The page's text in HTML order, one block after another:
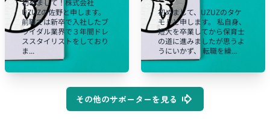
初めまして！株式会社
UZUZの佐野と申します。
前職では新卒で入社したブ
ライダル業界で３年間ドレ
ススタイリストをしており
ま...
初めまして、UZUZのタケ
モトと申します。 私自身、
短大を卒業してから保育士
の道に進みましたが思うよ
うにいかず、 転職を繰...
その他のサポーターを見る